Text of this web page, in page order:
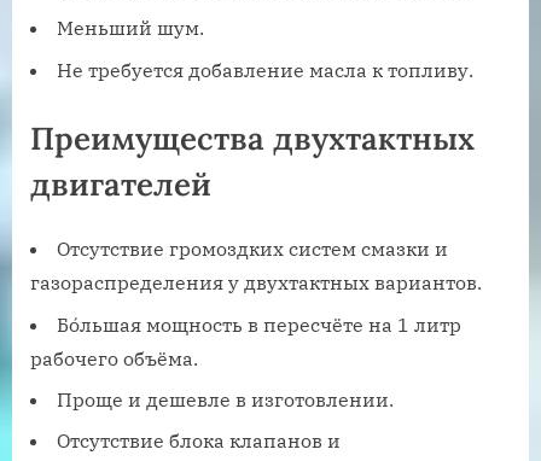
Меньший шум.
Не требуется добавление масла к топливу.
Преимущества двухтактных
двигателей
Отсутствие громоздких систем смазки и
газораспределения у двухтактных вариантов.
Бо́льшая мощность в пересчёте на 1 литр
рабочего объёма.
Проще и дешевле в изготовлении.
Отсутствие блока клапанов и